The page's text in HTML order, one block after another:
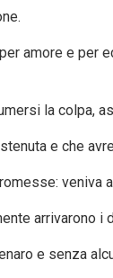
amore e per
la colpa,
e che
veniva
arrivarono i
e senza